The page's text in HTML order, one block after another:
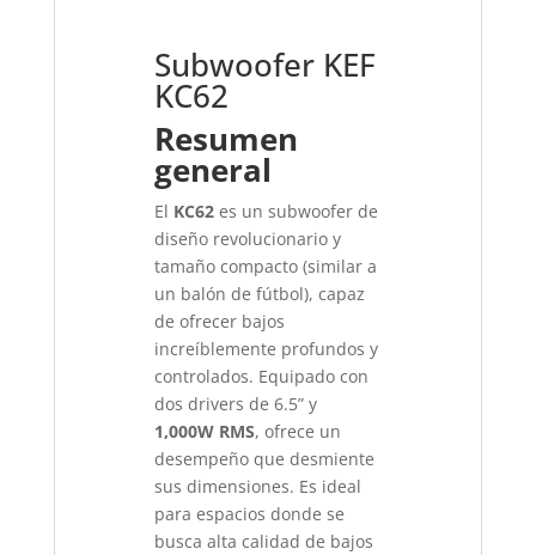
Subwoofer KEF
KC62
Resumen
general
El KC62 es un subwoofer de
diseño revolucionario y
tamaño compacto (similar a
un balón de fútbol), capaz
de ofrecer bajos
increíblemente profundos y
controlados. Equipado con
dos drivers de 6.5” y
1,000W RMS, ofrece un
desempeño que desmiente
sus dimensiones. Es ideal
para espacios donde se
busca alta calidad de bajos